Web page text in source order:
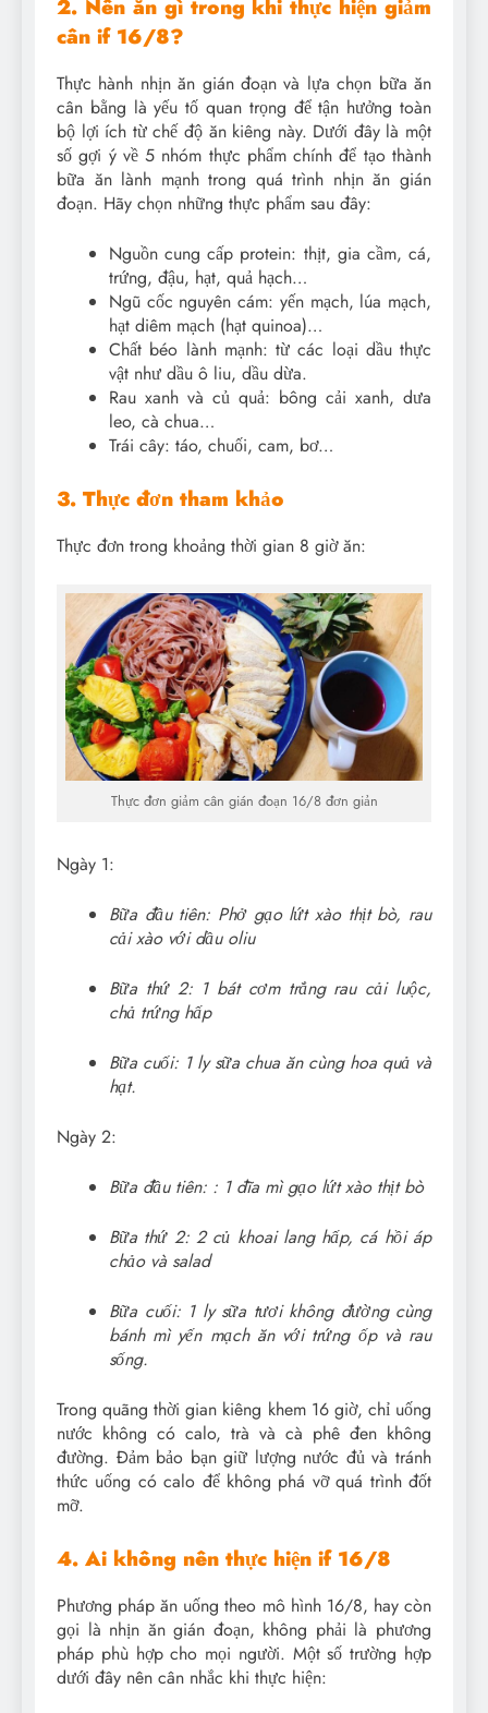
2. Nên ăn gì trong khi thực hiện giảm
cân if 16/8?
Thực hành nhịn ăn gián đoạn và lựa chọn bữa ăn
cân bằng là yếu tố quan trọng để tận hưởng toàn
bộ lợi ích từ chế độ ăn kiêng này. Dưới đây là một
số gợi ý về 5 nhóm thực phẩm chính để tạo thành
bữa ăn lành mạnh trong quá trình nhịn ăn gián
đoạn. Hãy chọn những thực phẩm sau đây:
Nguồn cung cấp protein: thịt, gia cầm, cá,
trứng, đậu, hạt, quả hạch…
Ngũ cốc nguyên cám: yến mạch, lúa mạch,
hạt diêm mạch (hạt quinoa)…
Chất béo lành mạnh: từ các loại dầu thực
vật như dầu ô liu, dầu dừa.
Rau xanh và củ quả: bông cải xanh, dưa
leo, cà chua…
Trái cây: táo, chuối, cam, bơ…
3. Thực đơn tham khảo
Thực đơn trong khoảng thời gian 8 giờ ăn:
Thực đơn giảm cân gián đoạn 16/8 đơn giản
Ngày 1:
Bữa đầu tiên: Phở gạo lứt xào thịt bò, rau
cải xào với dầu oliu
Bữa thứ 2: 1 bát cơm trắng rau cải luộc,
chả trứng hấp
Bữa cuối: 1 ly sữa chua ăn cùng hoa quả và
hạt.
Ngày 2:
Bữa đầu tiên: : 1 đĩa mì gạo lứt xào thịt bò
Bữa thứ 2: 2 củ khoai lang hấp, cá hồi áp
chảo và salad
Bữa cuối: 1 ly sữa tươi không đường cùng
bánh mì yến mạch ăn với trứng ốp và rau
sống.
Trong quãng thời gian kiêng khem 16 giờ, chỉ uống
nước không có calo, trà và cà phê đen không
đường. Đảm bảo bạn giữ lượng nước đủ và tránh
thức uống có calo để không phá vỡ quá trình đốt
mỡ.
4. Ai không nên thực hiện if 16/8
Phương pháp ăn uống theo mô hình 16/8, hay còn
gọi là nhịn ăn gián đoạn, không phải là phương
pháp phù hợp cho mọi người. Một số trường hợp
dưới đây nên cân nhắc khi thực hiện: